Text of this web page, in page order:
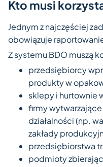
Kto musi
Jednym z najczęściej
obowiązuje
Z systemu BDO muszą
przedsiębiorcy
produkty w
sklepy i hurtownie
firmy
działalności (np.
zakłady
przedsiębiorstwa
podmioty